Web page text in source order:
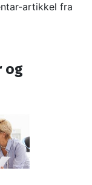
artikkel fra
og